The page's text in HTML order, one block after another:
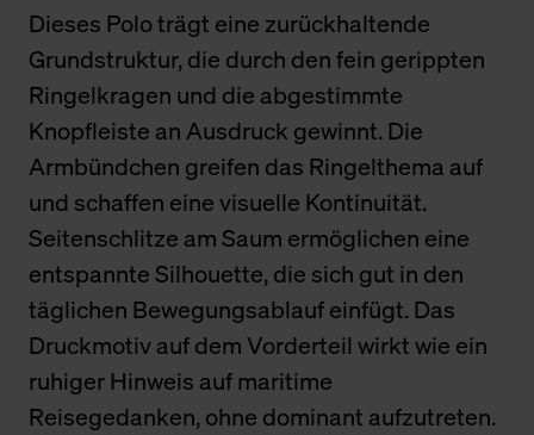
Dieses Polo trägt eine zurückhaltende
Grundstruktur, die durch den fein gerippten
Ringelkragen und die abgestimmte
Knopfleiste an Ausdruck gewinnt. Die
Armbündchen greifen das Ringelthema auf
und schaffen eine visuelle Kontinuität.
Seitenschlitze am Saum ermöglichen eine
entspannte Silhouette, die sich gut in den
täglichen Bewegungsablauf einfügt. Das
Druckmotiv auf dem Vorderteil wirkt wie ein
ruhiger Hinweis auf maritime
Reisegedanken, ohne dominant aufzutreten.